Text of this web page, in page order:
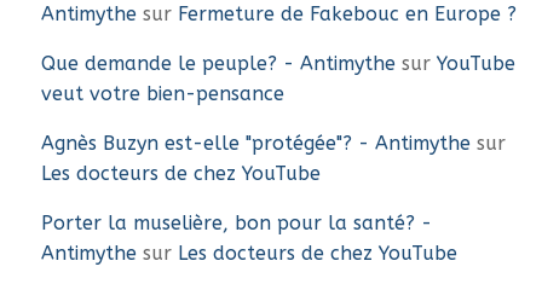
Antimythe sur Fermeture de Fakebouc en Europe ?
Que demande le peuple? - Antimythe sur YouTube
veut votre bien-pensance
Agnès Buzyn est-elle "protégée"? - Antimythe sur
Les docteurs de chez YouTube
Porter la muselière, bon pour la santé? -
Antimythe sur Les docteurs de chez YouTube